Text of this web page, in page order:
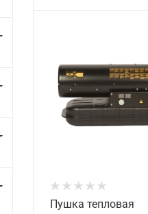
Пушка тепловая